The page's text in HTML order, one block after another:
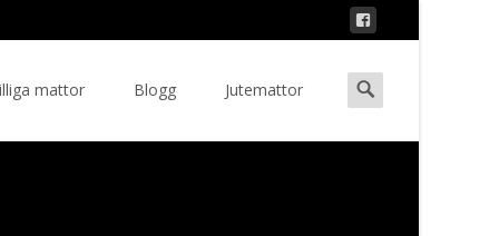
mattor Blogg Jutemattor
Search
for: